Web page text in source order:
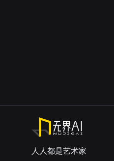
人人都是艺术家